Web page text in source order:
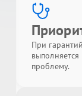
При
проблему.